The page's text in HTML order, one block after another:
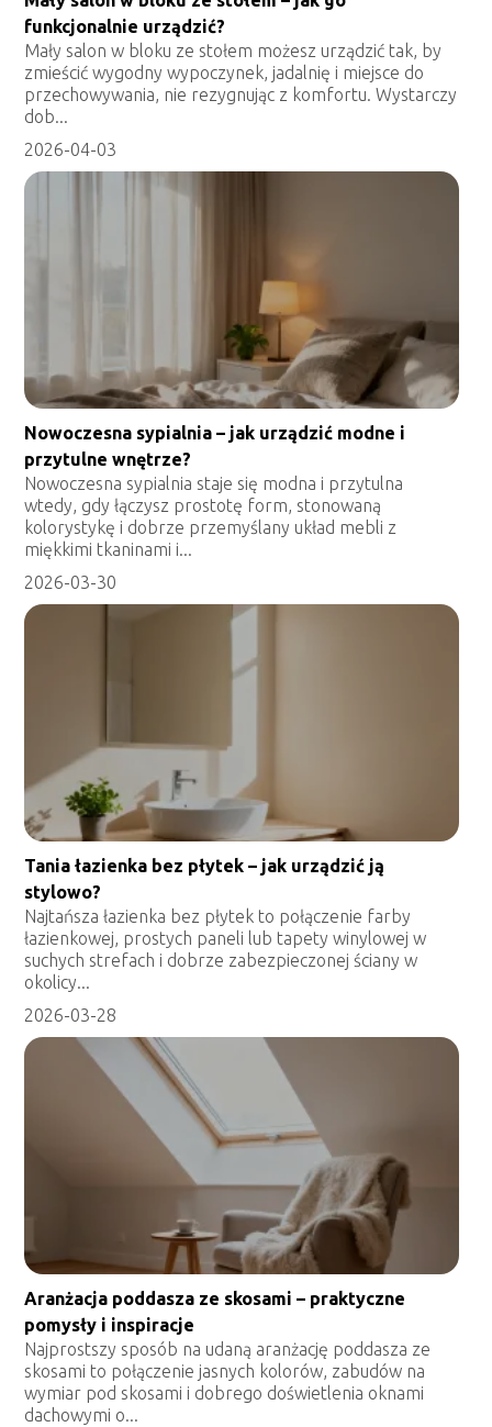
funkcjonalnie urządzić?
Mały salon w bloku ze stołem możesz urządzić tak, by
zmieścić wygodny wypoczynek, jadalnię i miejsce do
przechowywania, nie rezygnując z komfortu. Wystarczy
dob...
2026-04-03
Nowoczesna sypialnia – jak urządzić modne i
przytulne wnętrze?
Nowoczesna sypialnia staje się modna i przytulna
wtedy, gdy łączysz prostotę form, stonowaną
kolorystykę i dobrze przemyślany układ mebli z
miękkimi tkaninami i...
2026-03-30
Tania łazienka bez płytek – jak urządzić ją
stylowo?
Najtańsza łazienka bez płytek to połączenie farby
łazienkowej, prostych paneli lub tapety winylowej w
suchych strefach i dobrze zabezpieczonej ściany w
okolicy...
2026-03-28
Aranżacja poddasza ze skosami – praktyczne
pomysły i inspiracje
Najprostszy sposób na udaną aranżację poddasza ze
skosami to połączenie jasnych kolorów, zabudów na
wymiar pod skosami i dobrego doświetlenia oknami
dachowymi o...